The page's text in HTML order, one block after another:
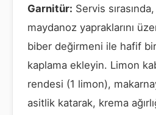
Garnitür: Servis
maydanoz yapraklarını
biber değirmeni ile hafif
kaplama ekleyin. Limon
rendesi (1 limon),
asitlik katarak, krema